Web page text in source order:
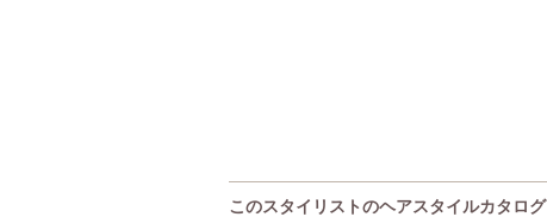
このスタイリストのヘアスタイルカタログ